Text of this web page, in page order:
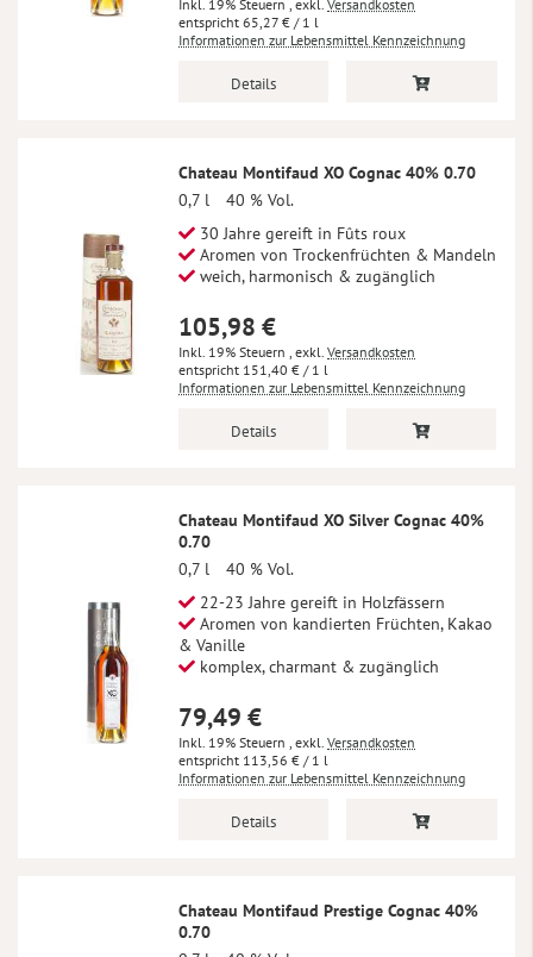
Inkl. 19% Steuern , exkl. Versandkosten
65,27 € / 1 l
Informationen zur Lebensmittel Kennzeichnung
Details
Chateau Montifaud XO Cognac 40% 0.70
0,7 l
40 % Vol.
30 Jahre gereift in Fûts roux
Aromen von Trockenfrüchten & Mandeln
weich, harmonisch & zugänglich
105,98 €
Inkl. 19% Steuern , exkl. Versandkosten
151,40 € / 1 l
Informationen zur Lebensmittel Kennzeichnung
Details
Chateau Montifaud XO Silver Cognac 40%
0.70
0,7 l
40 % Vol.
22-23 Jahre gereift in Holzfässern
Aromen von kandierten Früchten, Kakao
& Vanille
komplex, charmant & zugänglich
79,49 €
Inkl. 19% Steuern , exkl. Versandkosten
113,56 € / 1 l
Informationen zur Lebensmittel Kennzeichnung
Details
Chateau Montifaud Prestige Cognac 40%
0.70